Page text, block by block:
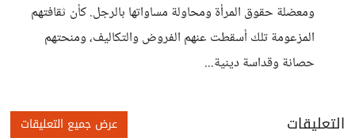
ومعضلة حقوق المرأة ومحاولة مساواتها بالرجل. كأن ثقافتهم
المزعومة تلك أسقطت عنهم الفروض والتكاليف، ومنحتهم
حصانة وقداسة دينية...
التعليقات عرض جميع التعليقات